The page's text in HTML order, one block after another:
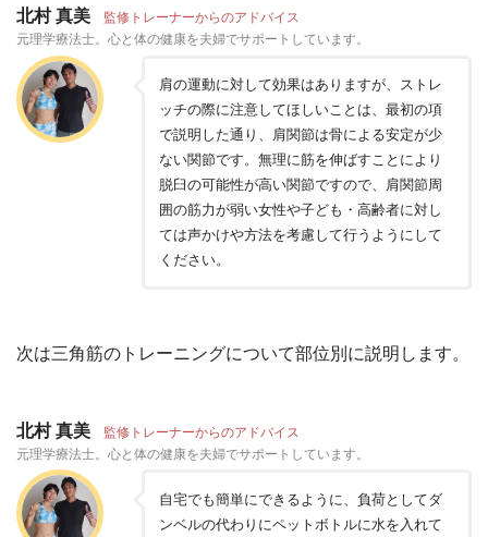
北村 真美 監修トレーナーからのアドバイス
元理学療法士。心と体の健康を夫婦でサポートしています。
肩の運動に対して効果はありますが、ストレ
ッチの際に注意してほしいことは、最初の項
で説明した通り、肩関節は骨による安定が少
ない関節です。無理に筋を伸ばすことにより
脱臼の可能性が高い関節ですので、肩関節周
囲の筋力が弱い女性や子ども・高齢者に対し
ては声かけや方法を考慮して行うようにして
ください。
次は三角筋のトレーニングについて部位別に説明します。
北村 真美 監修トレーナーからのアドバイス
元理学療法士。心と体の健康を夫婦でサポートしています。
自宅でも簡単にできるように、負荷としてダ
ンベルの代わりにペットボトルに水を入れて